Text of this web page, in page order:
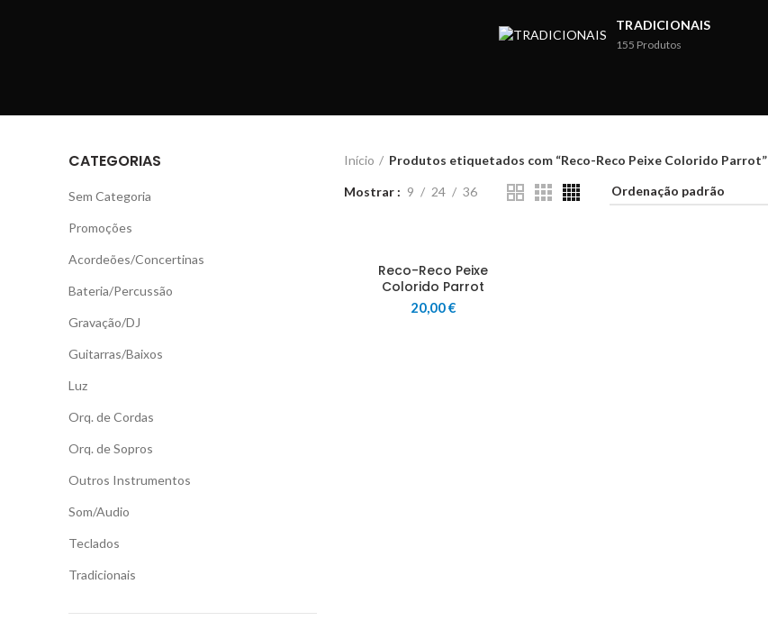
TRADICIONAIS
155 Produtos
CATEGORIAS
Sem Categoria
Promoções
Acordeões/Concertinas
Bateria/Percussão
Gravação/DJ
Guitarras/Baixos
Luz
Orq. de Cordas
Orq. de Sopros
Outros Instrumentos
Som/Audio
Teclados
Tradicionais
Início Produtos etiquetados com “Reco-Reco Peixe Colorido Parrot”
Mostrar 9 24 36
Reco-Reco Peixe
Colorido Parrot
20,00€